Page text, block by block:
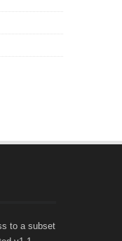
to a subset